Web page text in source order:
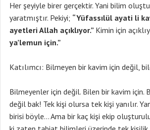
Her şeyiyle birer gerçektir. Yani bilim
yaratmıştır. Pekiyi; “Yüfassılül ayati li
ayetleri Allah açıklıyor.” Kimin için
ya’lemun için.”
Katılımcı: Bilmeyen bir kavim için değil,
Bilmeyenler için değil. Bilen bir kavim için.
değil bak! Tek kişi olursa tek kişi yanılır.
birisi böyle… Ama bir kaç kişi ekip